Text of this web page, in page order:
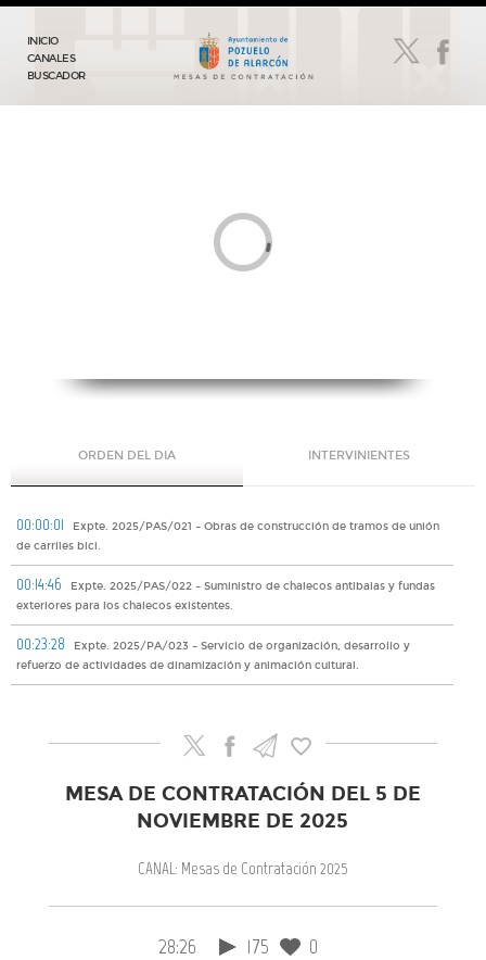
INICIO
CANALES
BUSCADOR
ORDEN DEL DIA INTERVINIENTES
00:00:01
Expte. 2025/PAS/021 – Obras de construcción de tramos de unión
de carriles bici.
00:14:46
Expte. 2025/PAS/022 – Suministro de chalecos antibalas y fundas
exteriores para los chalecos existentes.
00:23:28
Expte. 2025/PA/023 – Servicio de organización, desarrollo y
refuerzo de actividades de dinamización y animación cultural.
MESA DE CONTRATACIÓN DEL 5 DE
NOVIEMBRE DE 2025
CANAL: Mesas de Contratación 2025
28:26 175 0